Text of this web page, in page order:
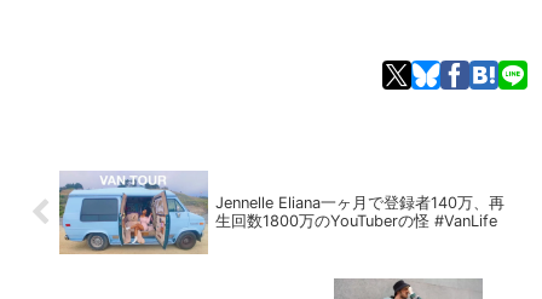
Jennelle Eliana一ヶ月で登録者140万、再
生回数1800万のYouTuberの怪 #VanLife